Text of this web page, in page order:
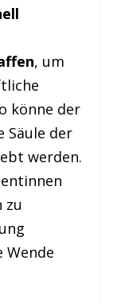
, um
könne der
Säule der
werden.
zu